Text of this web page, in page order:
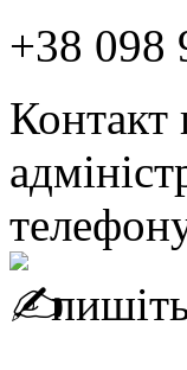
+38 098
Контакт